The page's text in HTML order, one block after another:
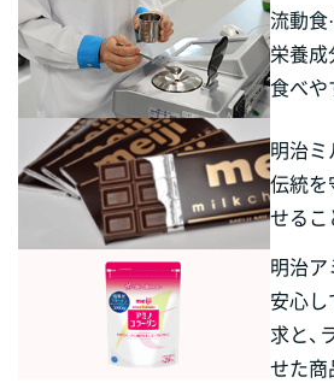
流動食
栄養成
食べや
明治
伝統を
せるこ
明治
安心
求と、
せた商